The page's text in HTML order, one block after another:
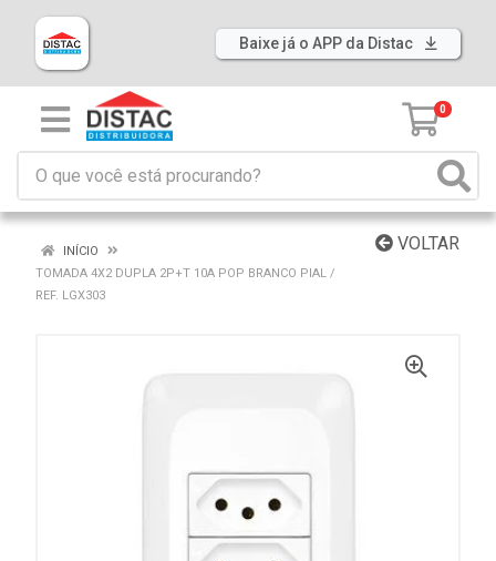
Baixe já o APP da Distac
0
VOLTAR
INÍCIO
TOMADA 4X2 DUPLA 2P+T 10A POP BRANCO PIAL /
REF. LGX303